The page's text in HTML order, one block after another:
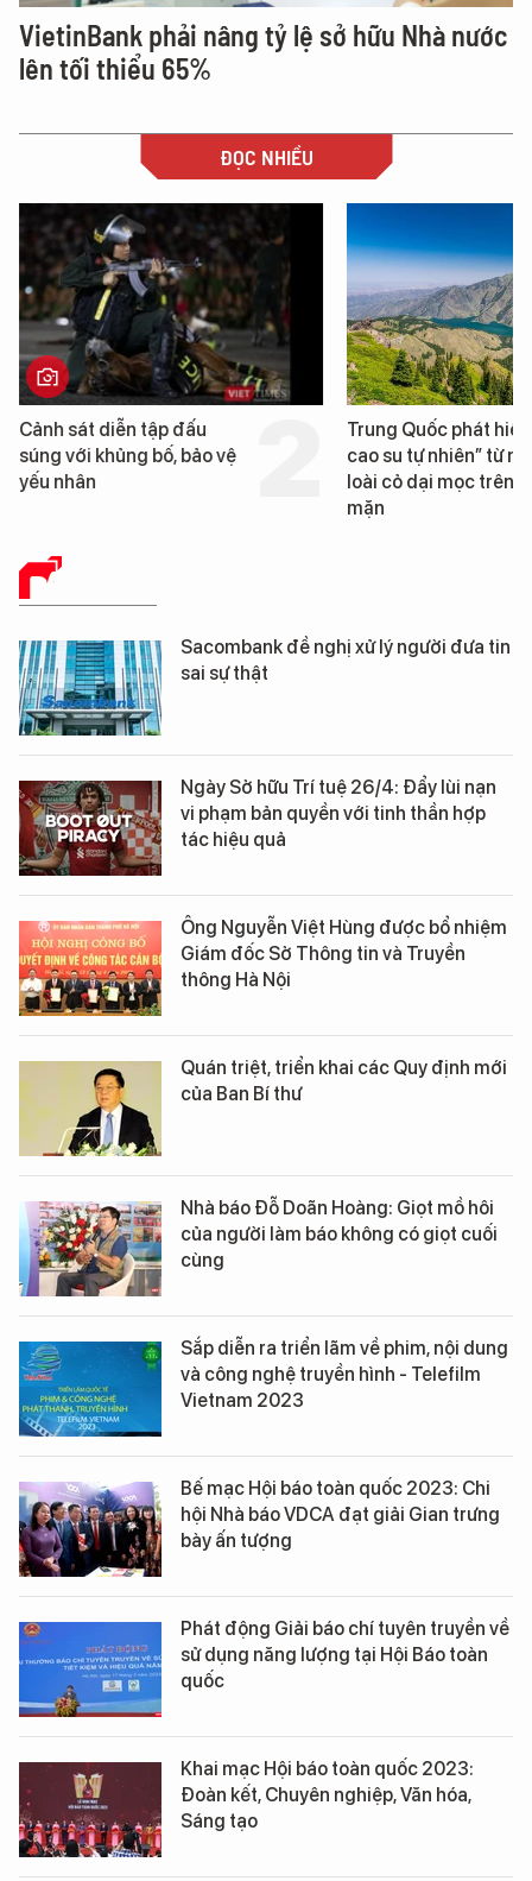
VietinBank phải nâng tỷ lệ sở hữu Nhà nước
lên tối thiểu 65%
ĐỌC NHIỀU
Trung Quốc phát hiện “mỏ
cao su tự nhiên” từ một
loài cỏ dại mọc trên đất
Loạt dự án bất động
Đà Nẵng sắp bị kiểm
BÁO CHÍ SỐ
Sacombank đề nghị xử lý người đưa tin
sai sự thật
Ngày Sở hữu Trí tuệ 26/4: Đẩy lùi nạn
vi phạm bản quyền với tinh thần hợp
tác hiệu quả
Ông Nguyễn Việt Hùng được bổ nhiệm
Giám đốc Sở Thông tin và Truyền
thông Hà Nội
Quán triệt, triển khai các Quy định mới
của Ban Bí thư
Nhà báo Đỗ Doãn Hoàng: Giọt mồ hôi
của người làm báo không có giọt cuối
cùng
Sắp diễn ra triển lãm về phim, nội dung
và công nghệ truyền hình - Telefilm
Vietnam 2023
Bế mạc Hội báo toàn quốc 2023: Chi
hội Nhà báo VDCA đạt giải Gian trưng
bày ấn tượng
Phát động Giải báo chí tuyên truyền về
sử dụng năng lượng tại Hội Báo toàn
quốc
Khai mạc Hội báo toàn quốc 2023:
Đoàn kết, Chuyên nghiệp, Văn hóa,
Sáng tạo